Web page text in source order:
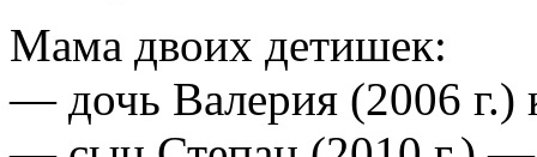
Мама двоих детишек:
— дочь Валерия (2006 г.)